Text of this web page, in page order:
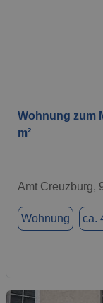
Wohnung zum
m²
Amt Creuzburg,
Wohnung ca.